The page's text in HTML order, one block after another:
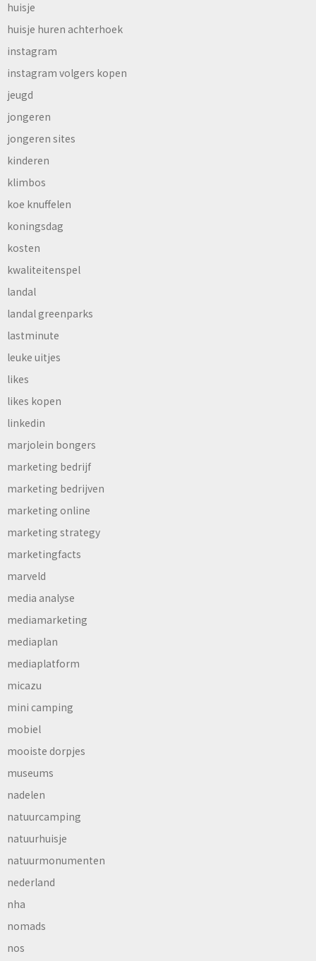
huisje
huisje huren achterhoek
instagram
instagram volgers kopen
jeugd
jongeren
jongeren sites
kinderen
klimbos
koe knuffelen
koningsdag
kosten
kwaliteitenspel
landal
landal greenparks
lastminute
leuke uitjes
likes
likes kopen
linkedin
marjolein bongers
marketing bedrijf
marketing bedrijven
marketing online
marketing strategy
marketingfacts
marveld
media analyse
mediamarketing
mediaplan
mediaplatform
micazu
mini camping
mobiel
mooiste dorpjes
museums
nadelen
natuurcamping
natuurhuisje
natuurmonumenten
nederland
nha
nomads
nos